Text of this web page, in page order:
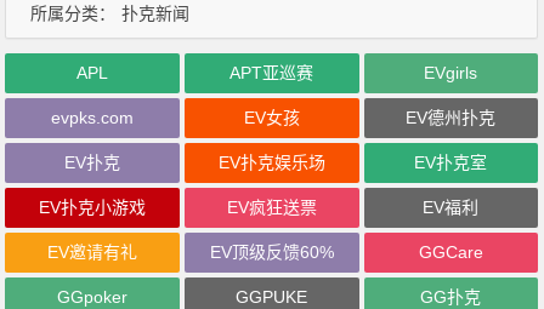
所属分类： 扑克新闻
APL APT亚巡赛 EVgirls
evpks.com EV女孩 EV德州扑克
EV扑克 EV扑克娱乐场 EV扑克室
EV扑克小游戏 EV疯狂送票 EV福利
EV邀请有礼 EV顶级反馈60% GGCare
GGpoker GGPUKE GG扑克